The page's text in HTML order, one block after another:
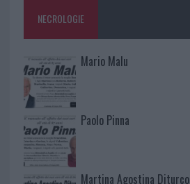
NECROLOGIE
Mario Malu
Paolo Pinna
Martina Agostina Diturco